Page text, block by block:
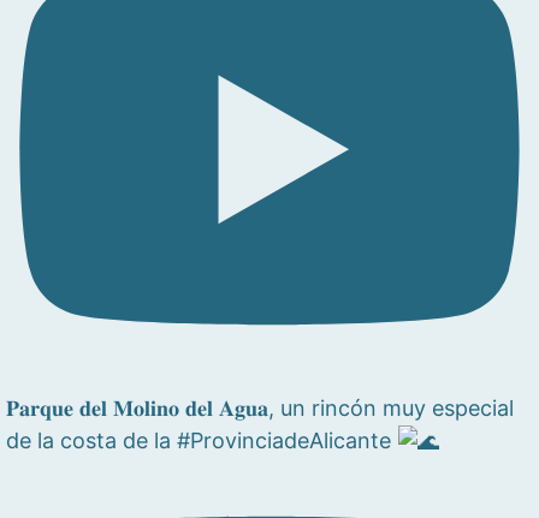
𝐏𝐚𝐫𝐪𝐮𝐞 𝐝𝐞𝐥 𝐌𝐨𝐥𝐢𝐧𝐨 𝐝𝐞𝐥 𝐀𝐠𝐮𝐚, un rincón muy especial
de la costa de la #ProvinciadeAlicante